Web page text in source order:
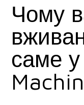
Чому
саме у